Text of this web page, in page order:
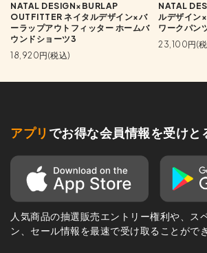
NATAL DESIGN×BURLAP
OUTFITTER ネイタルデザイン×バ
ーラップアウトフィッター ホームバ
ウンドショーツ3
18,920円(税込)
NATAL
ルデザイン
ワークパン
23,100円(
アプリ でお得な会員情報を受けと
人気商品の抽選販売エントリー権利や、ス
ン、セール情報を最速で受け取ることがで